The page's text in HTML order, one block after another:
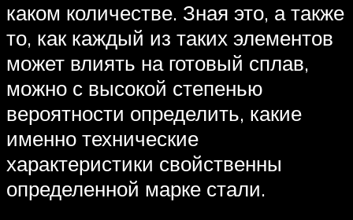
каком количестве. Зная это, а также
то, как каждый из таких элементов
может влиять на готовый сплав,
можно с высокой степенью
вероятности определить, какие
именно технические
характеристики свойственны
определенной марке стали.